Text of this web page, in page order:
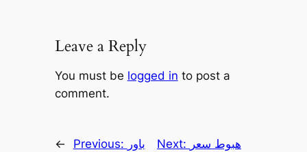
Leave a Reply
You must be logged in to post a
comment.
← Previous: باور
Next: هبوط سعر